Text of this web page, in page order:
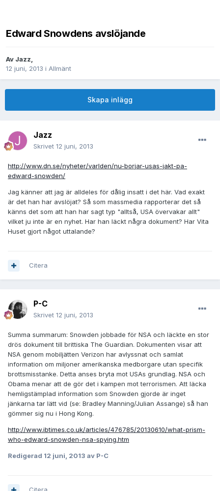
Edward Snowdens avslöjande
Av Jazz,
12 juni, 2013 i Allmänt
Skapa inlägg
Jazz
Skrivet 12 juni, 2013
http://www.dn.se/nyheter/varlden/nu-borjar-usas-jakt-pa-
edward-snowden/
Jag känner att jag är alldeles för dålig insatt i det här. Vad exakt
är det han har avslöjat? Så som massmedia rapporterar det så
känns det som att han har sagt typ "alltså, USA övervakar allt"
vilket ju inte är en nyhet. Har han läckt några dokument? Har Vita
Huset gjort något uttalande?
Citera
P-C
Skrivet 12 juni, 2013
Summa summarum: Snowden jobbade för NSA och läckte en stor
drös dokument till brittiska The Guardian. Dokumenten visar att
NSA genom mobiljätten Verizon har avlyssnat och samlat
information om miljoner amerikanska medborgare utan specifik
brottsmisstanke. Detta anses bryta mot USAs grundlag. NSA och
Obama menar att de gör det i kampen mot terrorismen. Att läcka
hemligstämplad information som Snowden gjorde är inget
jänkarna tar lätt vid (se: Bradley Manning/Julian Assange) så han
gömmer sig nu i Hong Kong.
http://www.ibtimes.co.uk/articles/476785/20130610/what-prism-
who-edward-snowden-nsa-spying.htm
Redigerad 12 juni, 2013 av P-C